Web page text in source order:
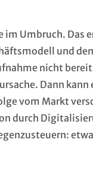
Umbruch. Das
und
nicht
Dann kann
vom Markt
durch